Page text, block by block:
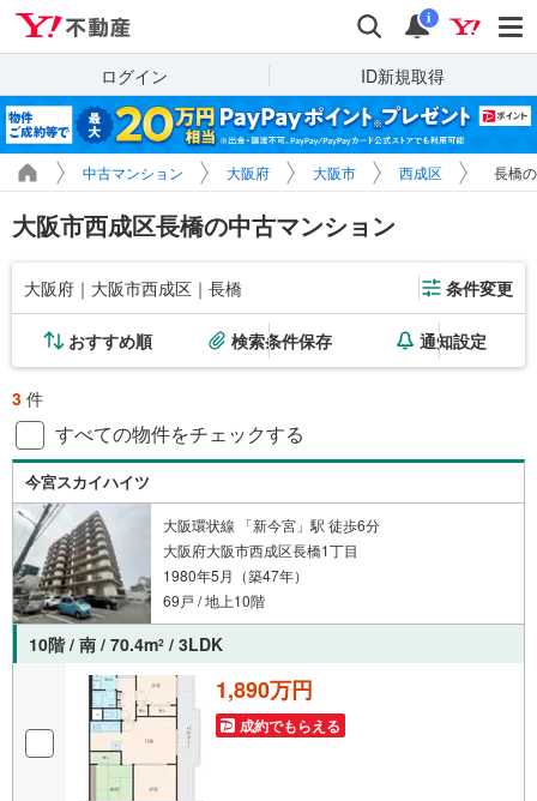
検索 通知
i
ログイン ID新規取得
中古マンション 大阪府 大阪市 西成区 長橋
大阪市西成区長橋の中古マンション
大阪府｜大阪市西成区｜長橋 条件変更
おすすめ順 検索条件保存 通知設定
3 件
すべての物件をチェックする
今宮スカイハイツ
大阪環状線 「新今宮」駅 徒歩6分
大阪府大阪市西成区長橋1丁目
1980年5月（築47年）
69戸 / 地上10階
10階 / 南 / 70.4m2 / 3LDK
1,890万円
成約でもらえる